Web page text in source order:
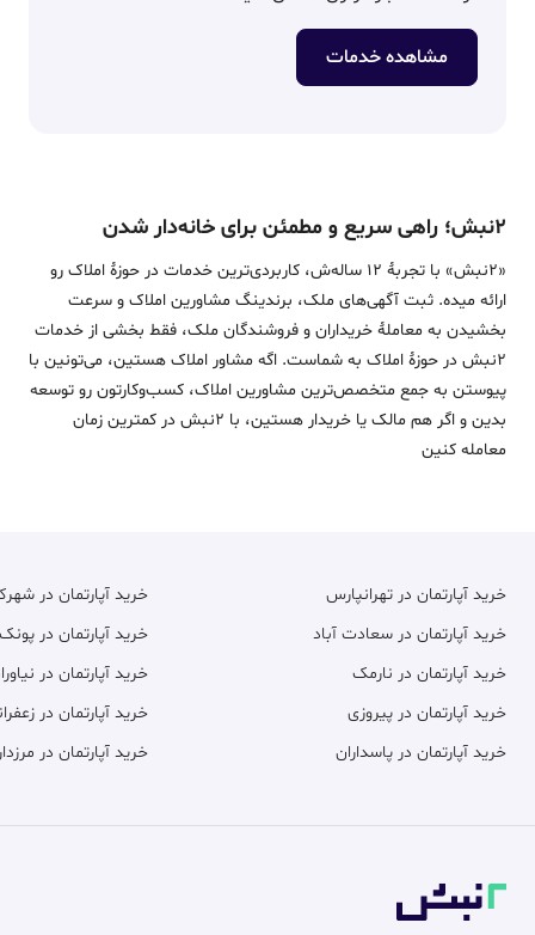
مشاهده خدمات
۲نبش؛ راهی سریع و مطمئن برای خانه‌دار شدن
«2نبش» با تجربۀ 12 ساله‌ش، کاربردی‌ترین خدمات در حوزۀ املاک رو
ارائه میده. ثبت آگهی‌های ملک، برندینگ مشاورین املاک و سرعت
بخشیدن به معاملۀ خریداران و فروشندگان ملک، فقط بخشی از خدمات
2نبش در حوزۀ املاک به شماست. اگه مشاور املاک هستین، می‌تونین با
پیوستن به جمع متخصص‌ترین مشاورین املاک، کسب‌وکارتون رو توسعه
بدین و اگر هم مالک یا خریدار هستین، با 2نبش در کمترین زمان
معامله‌ کنین
خرید آپارتمان در تهرانپارس
خرید آپارتمان در سعادت آباد
خرید آپارتمان در نارمک
خرید آپارتمان در پیروزی
خرید آپارتمان در پاسداران
خرید آپارتمان در
خرید آپارتمان در
خرید آپارتمان در
خرید آپارتمان در
خرید آپارتمان در